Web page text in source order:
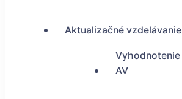
Aktualizačné vzdelávanie
Vyhodnotenie
AV